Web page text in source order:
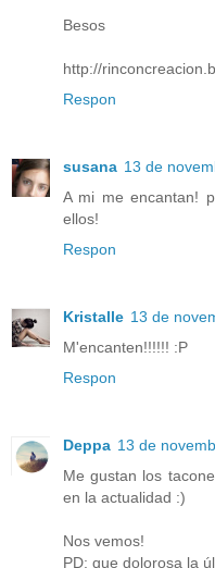
Besos
http://
Respon
susana 13 de
A mi me encantan!
ellos!
Respon
Kristalle 13 de
M'encanten!!!!!! :P
Respon
Deppa 13 de
Me gustan los
en la actualidad :)
Nos vemos!
PD: que dolorosa la